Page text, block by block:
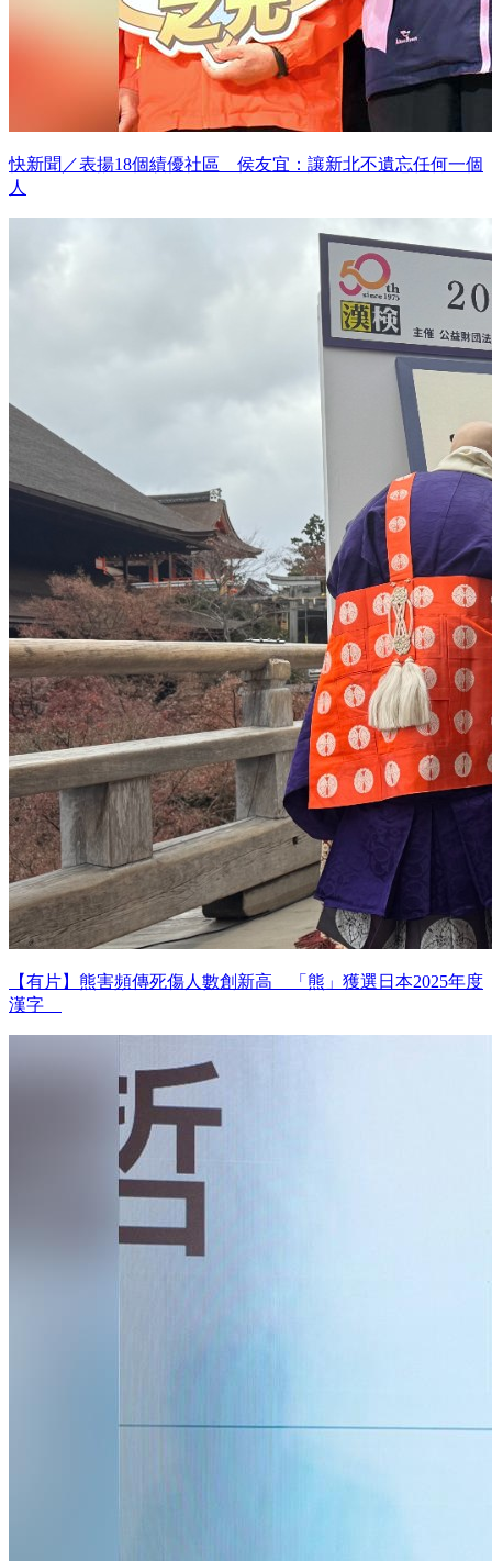
快新聞／表揚18個績優社區 侯友宜：讓新北不遺忘任何一個
人
【有片】熊害頻傳死傷人數創新高 「熊」獲選日本2025年度
漢字